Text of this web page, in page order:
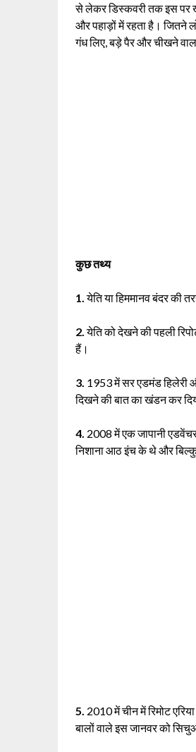
से लेकर डिस्कवरी तक इस पर
और पहाड़ों में रहता है। जितने
गंध लिए, बड़े पैर और चीखने
कुछ तथ्य
1.येति या हिममानव बंदर की
2.येति को देखने की पहली
हैं।
3. 1953 में सर एडमंड हिलेरी
दिखने की बात का खंडन कर
4. 2008 में एक जापानी
निशाना आठ इंच के थे और
5. 2010 में चीन में रिमोट
बालों वाले इस जानवर को